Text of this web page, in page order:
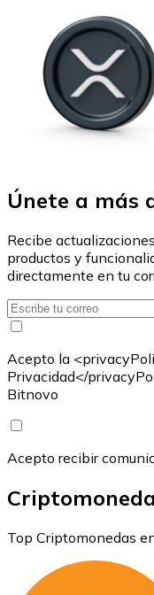
Únete a más
Recibe
productos y
directamente en tu
Acepto la
Privacidad</
Bitnovo
Acepto recibir
Top Criptomonedas